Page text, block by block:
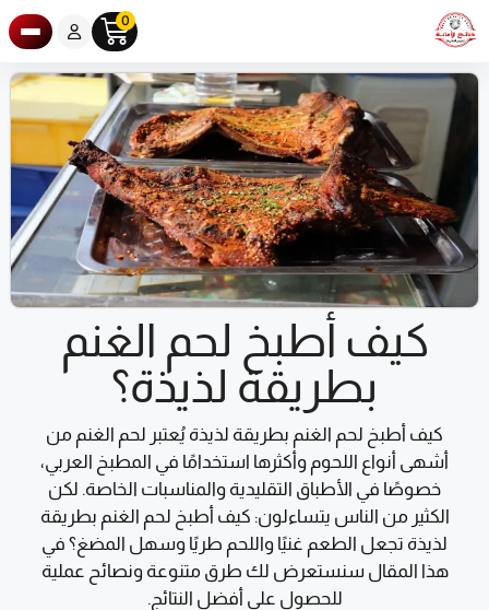
0
كيف أطبخ لحم الغنم
بطريقة لذيذة؟
كيف أطبخ لحم الغنم بطريقة لذيذة يُعتبر لحم الغنم من
أشهى أنواع اللحوم وأكثرها استخدامًا في المطبخ العربي،
خصوصًا في الأطباق التقليدية والمناسبات الخاصة. لكن
الكثير من الناس يتساءلون: كيف أطبخ لحم الغنم بطريقة
لذيذة تجعل الطعم غنيًا واللحم طريًا وسهل المضغ؟ في
هذا المقال سنستعرض لك طرق متنوعة ونصائح عملية
للحصول على أفضل النتائج.